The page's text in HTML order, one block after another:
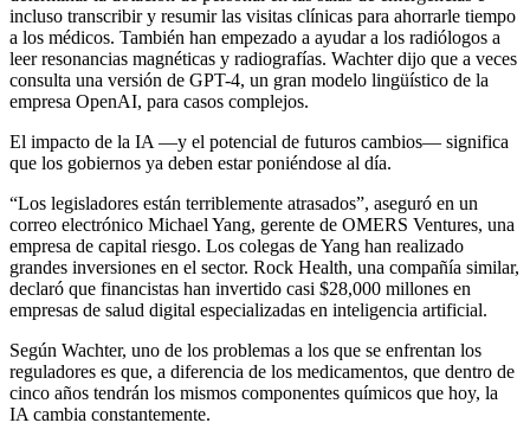
incluso transcribir y resumir las visitas clínicas para ahorrarle tiempo
a los médicos. También han empezado a ayudar a los radiólogos a
leer resonancias magnéticas y radiografías. Wachter dijo que a veces
consulta una versión de GPT-4, un gran modelo lingüístico de la
empresa OpenAI, para casos complejos.
El impacto de la IA —y el potencial de futuros cambios— significa
que los gobiernos ya deben estar poniéndose al día.
“Los legisladores están terriblemente atrasados”, aseguró en un
correo electrónico Michael Yang, gerente de OMERS Ventures, una
empresa de capital riesgo. Los colegas de Yang han realizado
grandes inversiones en el sector. Rock Health, una compañía similar,
declaró que financistas han invertido casi $28,000 millones en
empresas de salud digital especializadas en inteligencia artificial.
Según Wachter, uno de los problemas a los que se enfrentan los
reguladores es que, a diferencia de los medicamentos, que dentro de
cinco años tendrán los mismos componentes químicos que hoy, la
IA cambia constantemente.